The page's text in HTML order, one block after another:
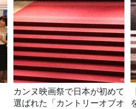
カンヌ映画祭で日本が初めて
選ばれた「カントリーオブオ